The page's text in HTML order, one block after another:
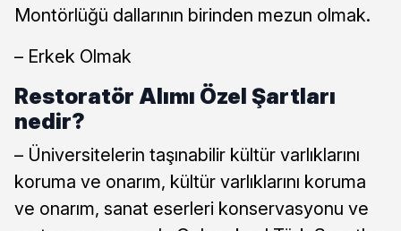
Montörlüğü dallarının birinden mezun olmak.
– Erkek Olmak
Restoratör Alımı Özel Şartları
nedir?
– Üniversitelerin taşınabilir kültür varlıklarını
koruma ve onarım, kültür varlıklarını koruma
ve onarım, sanat eserleri konservasyonu ve